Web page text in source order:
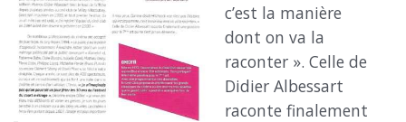
c’est la manière
dont on va la
raconter ». Celle de
Didier Albessart
raconte finalement